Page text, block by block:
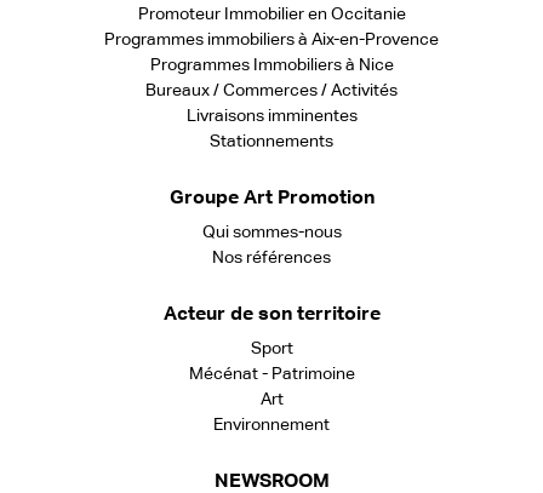
Promoteur Immobilier en Occitanie
Programmes immobiliers à Aix-en-Provence
Programmes Immobiliers à Nice
Bureaux / Commerces / Activités
Livraisons imminentes
Stationnements
Groupe Art Promotion
Qui sommes-nous
Nos références
Acteur de son territoire
Sport
Mécénat - Patrimoine
Art
Environnement
NEWSROOM